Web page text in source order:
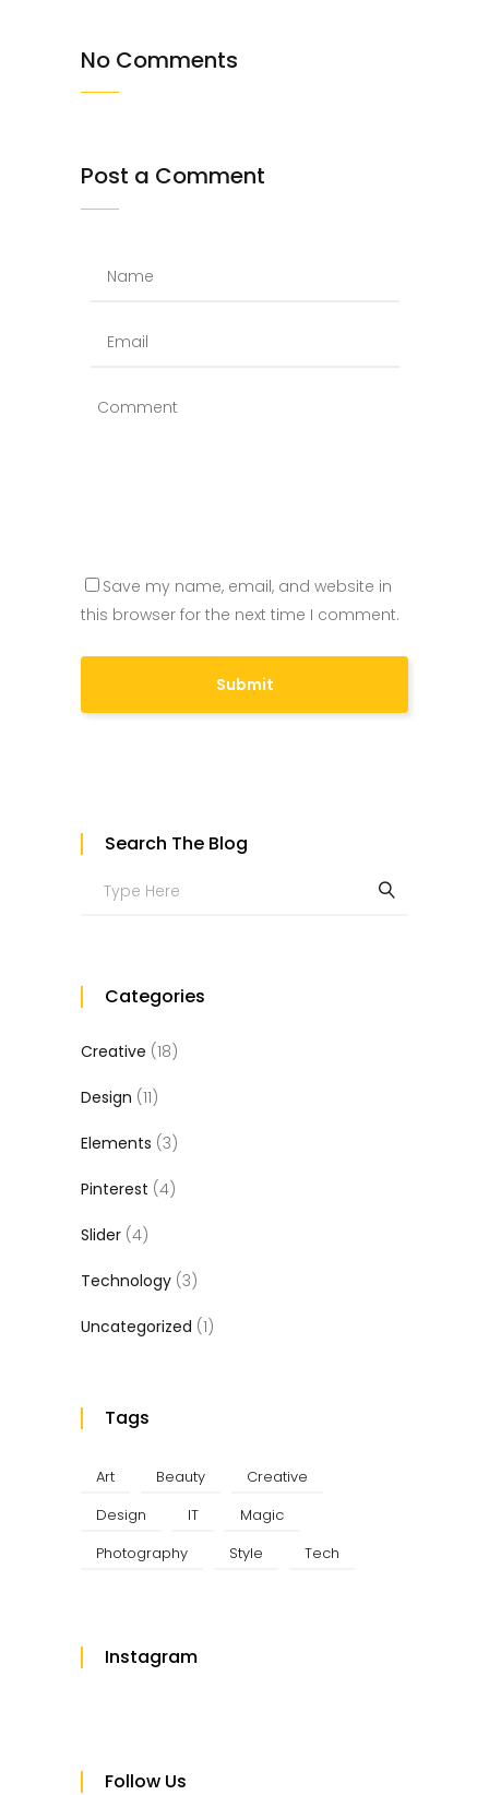
No Comments
Post a Comment
Save my name, email, and website in
this browser for the next time I comment.
Search The Blog
Search
Categories
Creative (18)
Design (11)
Elements (3)
Pinterest (4)
Slider (4)
Technology (3)
Uncategorized (1)
Tags
Art Beauty
Creative
Design
IT
Magic
Photography
Style Tech
Instagram
Follow Us